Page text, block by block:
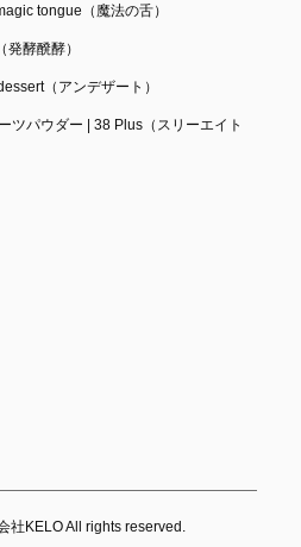
tongue（魔法の舌）
酵醗酵）
（アンデザート）
ツパウダー | 38 Plus（スリーエイト
KELO All rights reserved.